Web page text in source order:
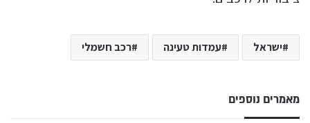
ישראל עמדות טעינה רכב חשמלי
מאמרים נוספים